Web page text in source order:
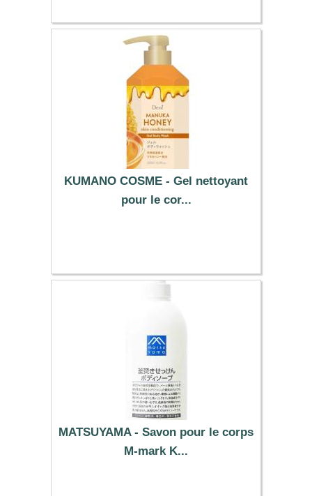
KUMANO COSME - Gel nettoyant
pour le cor...
MATSUYAMA - Savon pour le corps
M-mark K...